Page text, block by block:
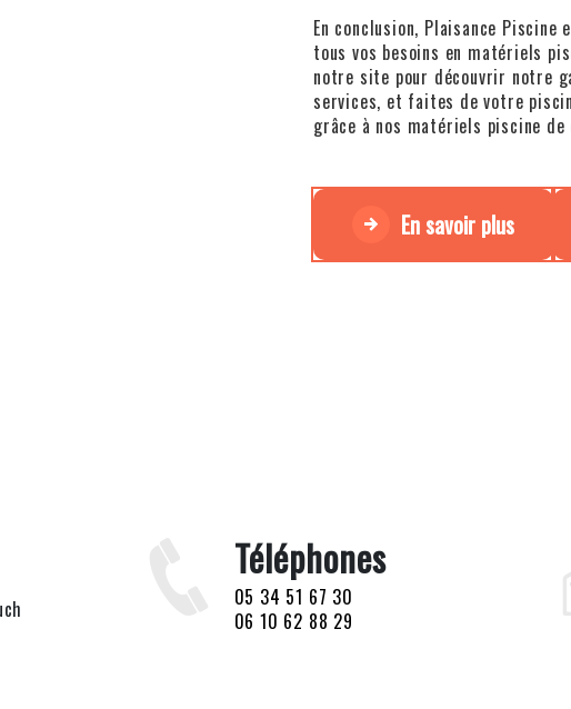
En conclusion, Plaisance
tous vos besoins en matériels
notre site pour découvrir notre
services, et faites de votre
grâce à nos matériels piscine
En savoir plus
Téléphones
05 34 51 67 30
06 10 62 88 29